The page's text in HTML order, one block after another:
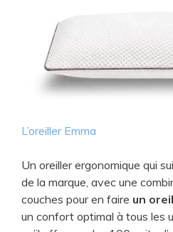
y
d
e
L’oreiller Emma
Un oreiller ergonomique qui
de la marque, avec une
couches pour en faire un
un confort optimal à tous les